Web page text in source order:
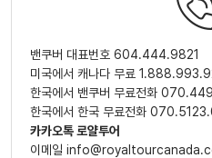
밴쿠버 대표번호 604.444.9821
미국에서 캐나다 무료
한국에서 밴쿠버 무료전화
한국에서 한국 무료전화
카카오톡 로얄투어
이메일